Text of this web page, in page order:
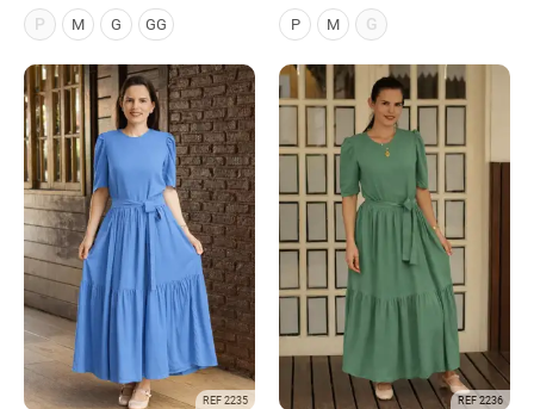
P
M G GG P M G
REF 2235 REF 2236